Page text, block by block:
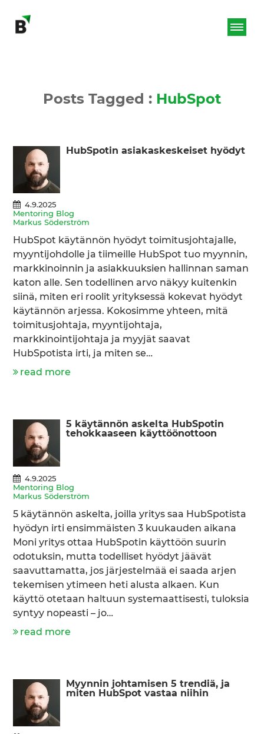
Posts Tagged : HubSpot
HubSpotin asiakaskeskeiset hyödyt
4.9.2025
Mentoring Blog
Markus Söderström
HubSpot käytännön hyödyt toimitusjohtajalle,
myyntijohdolle ja tiimeille HubSpot tuo myynnin,
markkinoinnin ja asiakkuuksien hallinnan saman
katon alle. Sen todellinen arvo näkyy kuitenkin
siinä, miten eri roolit yrityksessä kokevat hyödyt
käytännön arjessa. Kokosimme yhteen, mitä
toimitusjohtaja, myyntijohtaja,
markkinointijohtaja ja myyjät saavat
HubSpotista irti, ja miten se…
read more
5 käytännön askelta HubSpotin
tehokkaaseen käyttöönottoon
4.9.2025
Mentoring Blog
Markus Söderström
5 käytännön askelta, joilla yritys saa HubSpotista
hyödyn irti ensimmäisten 3 kuukauden aikana
Moni yritys ottaa HubSpotin käyttöön suurin
odotuksin, mutta todelliset hyödyt jäävät
saavuttamatta, jos järjestelmää ei saada arjen
tekemisen ytimeen heti alusta alkaen. Kun
käyttö otetaan haltuun systemaattisesti, tuloksia
syntyy nopeasti – jo…
read more
Myynnin johtamisen 5 trendiä, ja
miten HubSpot vastaa niihin